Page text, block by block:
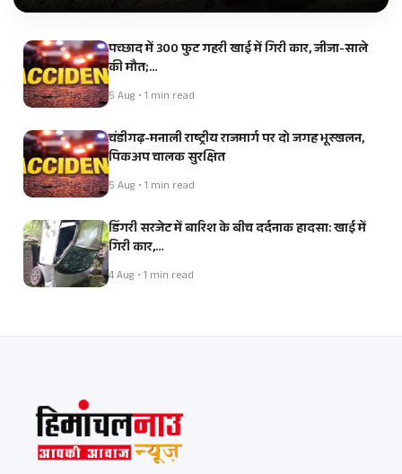
पच्छाद में 300 फुट गहरी खाई में गिरी कार, जीजा-साले
की मौत;…
5 Aug • 1 min read
चंडीगढ़-मनाली राष्ट्रीय राजमार्ग पर दो जगह भूस्खलन,
पिकअप चालक सुरक्षित
5 Aug • 1 min read
डिंगरी सरजेट में बारिश के बीच दर्दनाक हादसा: खाई में
गिरी कार,…
4 Aug • 1 min read